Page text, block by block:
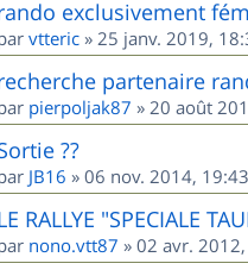
exclusivement
vtteric » 25 janv. 2019,
partenaire
pierpoljak87 » 20 août
??
JB16 » 06 nov. 2014, 19:43
RALLYE "SPECIALE
nono.vtt87 » 02 avr.